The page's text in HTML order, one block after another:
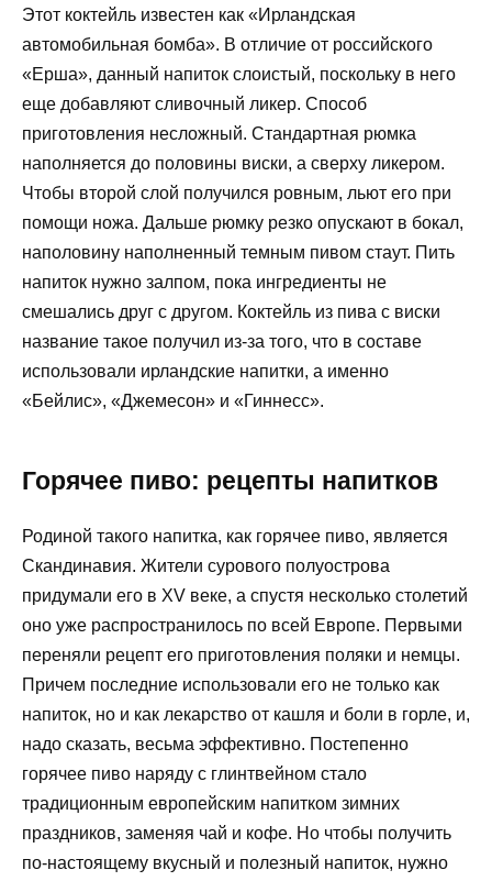
Этот коктейль известен как «Ирландская
автомобильная бомба». В отличие от российского
«Ерша», данный напиток слоистый, поскольку в него
еще добавляют сливочный ликер. Способ
приготовления несложный. Стандартная рюмка
наполняется до половины виски, а сверху ликером.
Чтобы второй слой получился ровным, льют его при
помощи ножа. Дальше рюмку резко опускают в бокал,
наполовину наполненный темным пивом стаут. Пить
напиток нужно залпом, пока ингредиенты не
смешались друг с другом. Коктейль из пива с виски
название такое получил из-за того, что в составе
использовали ирландские напитки, а именно
«Бейлис», «Джемесон» и «Гиннесс».
Горячее пиво: рецепты напитков
Родиной такого напитка, как горячее пиво, является
Скандинавия. Жители сурового полуострова
придумали его в XV веке, а спустя несколько столетий
оно уже распространилось по всей Европе. Первыми
переняли рецепт его приготовления поляки и немцы.
Причем последние использовали его не только как
напиток, но и как лекарство от кашля и боли в горле, и,
надо сказать, весьма эффективно. Постепенно
горячее пиво наряду с глинтвейном стало
традиционным европейским напитком зимних
праздников, заменяя чай и кофе. Но чтобы получить
по-настоящему вкусный и полезный напиток, нужно